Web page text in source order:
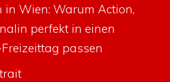
in Wien: Warum Action,
perfekt in einen
passen